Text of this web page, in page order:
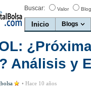
Buscar: Valor
Inicio Blogs
Análisis y
• Hace 10 años